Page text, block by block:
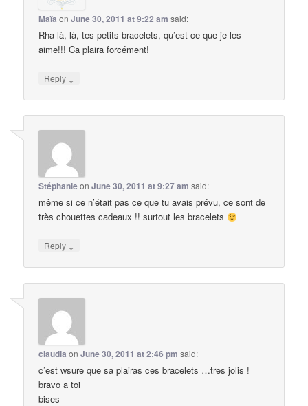
Maïa onJune 30, 2011 at 9:22 am said:
Rha là, là, tes petits bracelets, qu’est-ce que je les
aime!!! Ca plaira forcément!
Reply ↓
StéphanieonJune 30, 2011 at 9:27 am said:
même si ce n’était pas ce que tu avais prévu, ce sont de
très chouettes cadeaux !! surtout les bracelets
Reply ↓
claudia onJune 30, 2011 at 2:46 pm said:
c’est wsure que sa plairas ces bracelets …tres jolis !
bravo a toi
bises